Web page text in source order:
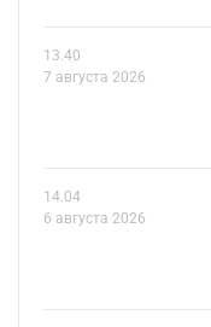
13.40
7 августа 2026
14.04
6 августа 2026